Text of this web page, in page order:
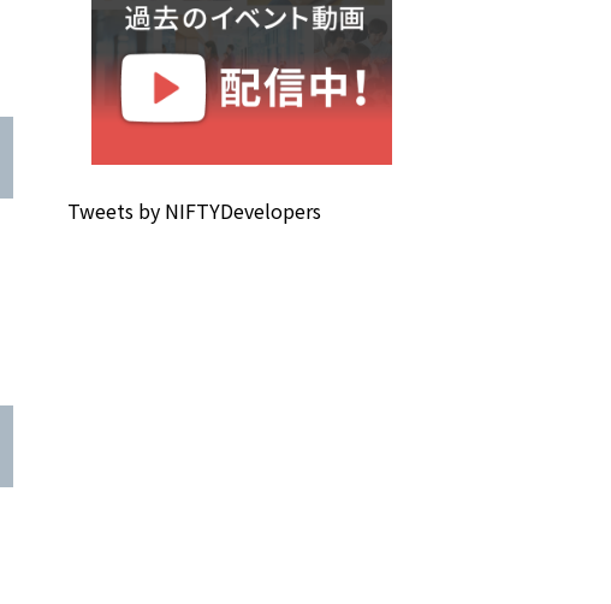
Tweets by NIFTYDevelopers